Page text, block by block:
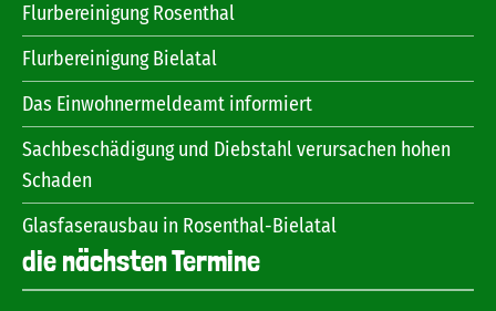
Flurbereinigung Rosenthal
Flurbereinigung Bielatal
Das Einwohnermeldeamt informiert
Sachbeschädigung und Diebstahl verursachen hohen
Schaden
Glasfaserausbau in Rosenthal-Bielatal
die nächsten Termine